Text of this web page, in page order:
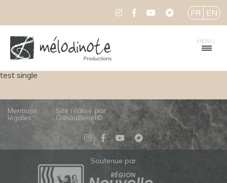
MENU
FR EN
test single
Mentions
légales
Site réalisé par
Gribouillenet©
Soutenue par